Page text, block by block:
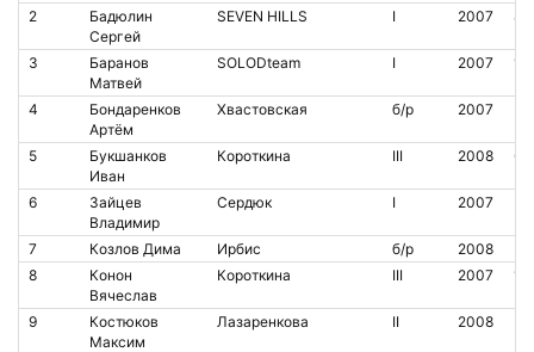
2
Бадюлин
Сергей
SEVEN HILLS I 2007
3
Баранов
Матвей
SOLODteam I 2007
4
Бондаренков
Артём
Хвастовская б/р 2007
5
Букшанков
Иван
Короткина III 2008
6
Зайцев
Владимир
Сердюк I 2007
7 Козлов Дима Ирбис б/р
2008
8
Конон
Вячеслав
Короткина III 2007
9
Костюков
Максим
Лазаренкова II 2008